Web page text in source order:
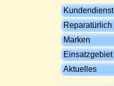
Kundendienst
Reparatürlich
Marken
Einsatzgebiet
Aktuelles